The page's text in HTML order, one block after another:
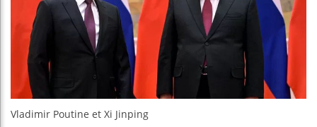
Bénin
Vladimir Poutine et Xi Jinping